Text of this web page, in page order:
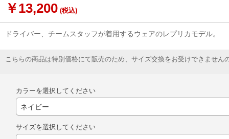
￥13,200 (税込)
ドライバー、チームスタッフが着用するウェアのレプリカモデル。
こちらの商品は特別価格にて販売のため、サイズ交換をお受けできません
カラーを選択してください
サイズを選択してください